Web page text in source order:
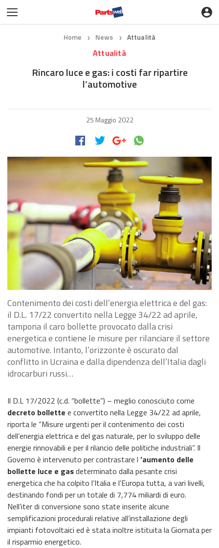
Home ❯ News ❯ Attualità
Attualità
Rincaro luce e gas: i costi far ripartire
l’automotive
25 Maggio 2022
Contenimento dei costi dell’energia elettrica e del gas:
il D.L. 17/22 convertito nella Legge 34/22 ad aprile,
tampona il caro bollette provocato dalla crisi
energetica e contiene le misure per rilanciare il settore
automotive. Intanto, l’orizzonte è oscurato dal
conflitto in Ucraina e dalla dipendenza dell’Italia dagli
idrocarburi russi…
Il D.L 17/2022 (c.d. “bollette”) – meglio conosciuto come
decreto bollette e convertito nella Legge 34/22 ad aprile,
riporta le “Misure urgenti per il contenimento dei costi
dell’energia elettrica e del gas naturale, per lo sviluppo delle
energie rinnovabili e per il rilancio delle politiche industriali”. Il
Governo è intervenuto per contrastare l ’aumento delle
bollette luce e gasdeterminato dalla pesante crisi
energetica che ha colpito l’Italia e l’Europa tutta, a vari livelli,
destinando fondi per un totale di 7,774 miliardi di euro.
Nell’iter di conversione sono state inserite alcune
semplificazioni procedurali relative all’installazione degli
impianti fotovoltaici ed è stata inoltre istituita la Giornata per
il risparmio energetico.